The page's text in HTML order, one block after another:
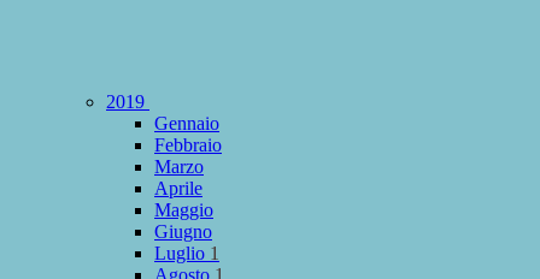
2019
Gennaio
Febbraio
Marzo
Aprile
Maggio
Giugno
Luglio 1